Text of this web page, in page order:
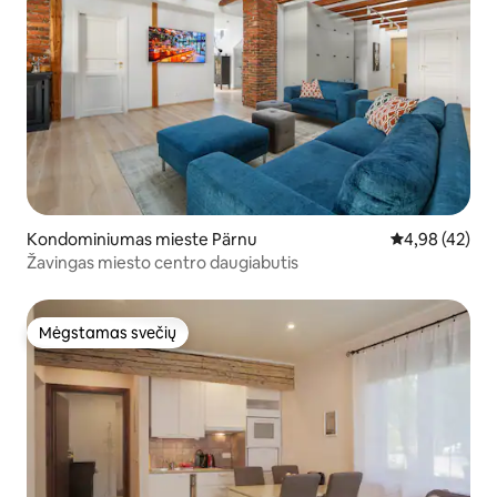
Kondominiumas mieste Pärnu Vidutinis
4,98 (42)
Žavingas miesto centro daugiabutis
Mėgstamas svečių
Mėgstamas svečių